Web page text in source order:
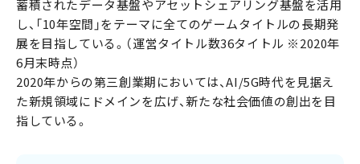
蓄積されたデータ基盤やアセットシェアリング基盤を活用
し、「10年空間」をテーマに全てのゲームタイトルの長期発
展を目指している。（運営タイトル数36タイトル ※2020年
6月末時点）
2020年からの第三創業期においては、AI/5G時代を見据え
た新規領域にドメインを広げ、新たな社会価値の創出を目
指している。